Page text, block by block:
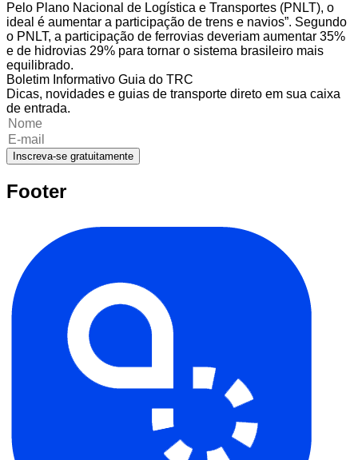
Pelo Plano Nacional de Logística e Transportes (PNLT), o
ideal é aumentar a participação de trens e navios”. Segundo
o PNLT, a participação de ferrovias deveriam aumentar 35%
e de hidrovias 29% para tornar o sistema brasileiro mais
equilibrado.
Boletim Informativo Guia do TRC
Dicas, novidades e guias de transporte direto em sua caixa
de entrada.
Inscreva-se gratuitamente
Footer